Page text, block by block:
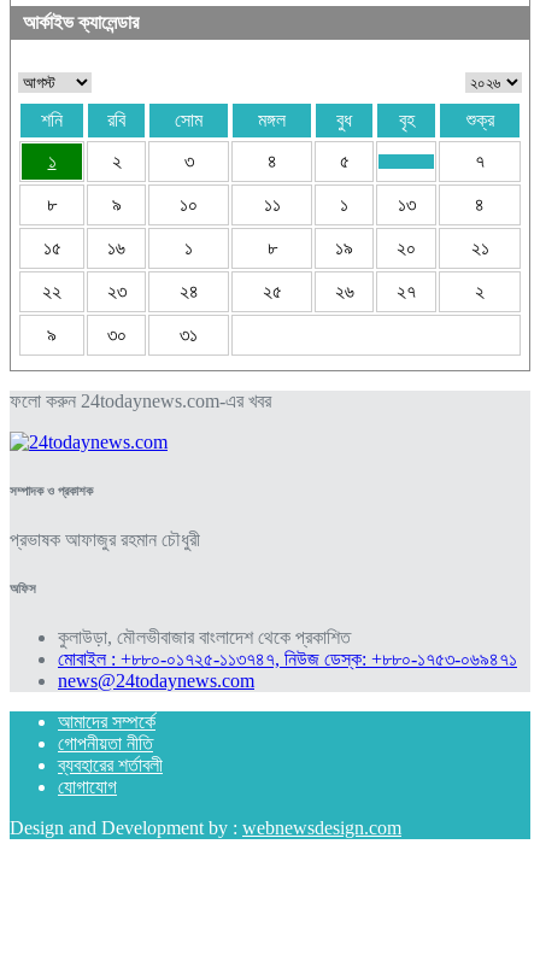
আর্কাইভ ক্যালেন্ডার
শনি রবি সোম মঙ্গল বুধ বৃহ
শুক্র
১
২ ৩ ৪ ৫ ৭
৮ ৯ ১০ ১১ ১ ১৩ ৪
১৫ ১৬ ১ ৮ ১৯ ২০ ২১
২২ ২৩ ২৪ ২৫ ২৬ ২৭ ২
৯ ৩০ ৩১
ফলো করুন 24todaynews.com-এর খবর
সম্পাদক ও প্রকাশক
প্রভাষক আফাজুর রহমান চৌধুরী
অফিস
কুলাউড়া, মৌলভীবাজার বাংলাদেশ থেকে প্রকাশিত
মোবাইল : +৮৮০-০১৭২৫-১১৩৭৪৭, নিউজ ডেস্ক: +৮৮০-১৭৫৩-০৬৯৪৭১
news@24todaynews.com
আমাদের সম্পর্কে
গোপনীয়তা নীতি
ব্যবহারের শর্তাবলী
যোগাযোগ
Design and Development by : webnewsdesign.com